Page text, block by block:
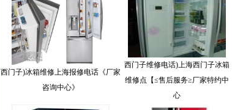
西门子)冰箱维修上海报修电话《厂家
咨询中心》
西门子维修电话)上海西门子冰箱
维修点【≤售后服务≥厂家特约中
心